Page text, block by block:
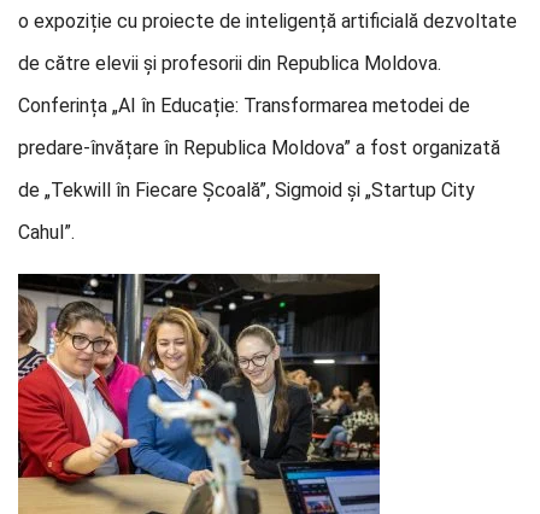
o expoziție cu proiecte de inteligență artificială dezvoltate
de către elevii și profesorii din Republica Moldova.
Conferința „AI în Educație: Transformarea metodei de
predare-învățare în Republica Moldova” a fost organizată
de „Tekwill în Fiecare Școală”, Sigmoid și „Startup City
Cahul”.